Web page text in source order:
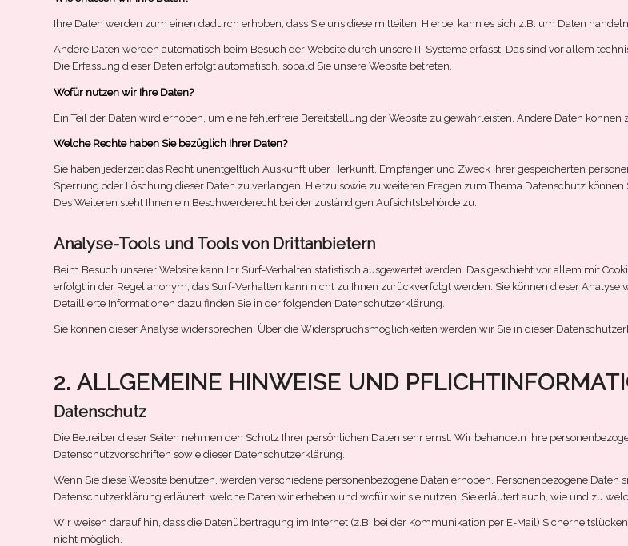
Ihre Daten werden zum einen dadurch erhoben, dass Sie uns diese mitteilen. Hierbei kann es sich z.B. um Daten
Andere Daten werden automatisch beim Besuch der Website durch unsere IT-Systeme erfasst. Das sind vor allem
Die Erfassung dieser Daten erfolgt automatisch, sobald Sie unsere Website betreten.
Wofür nutzen wir Ihre Daten?
Ein Teil der Daten wird erhoben, um eine fehlerfreie Bereitstellung der Website zu gewährleisten. Andere Daten
Welche Rechte haben Sie bezüglich Ihrer Daten?
Sie haben jederzeit das Recht unentgeltlich Auskunft über Herkunft, Empfänger und Zweck Ihrer gespeicherten
Sperrung oder Löschung dieser Daten zu verlangen. Hierzu sowie zu weiteren Fragen zum Thema Datenschutz
Des Weiteren steht Ihnen ein Beschwerderecht bei der zuständigen Aufsichtsbehörde zu.
Analyse-Tools und Tools von Drittanbietern
Beim Besuch unserer Website kann Ihr Surf-Verhalten statistisch ausgewertet werden. Das geschieht vor allem mit
erfolgt in der Regel anonym; das Surf-Verhalten kann nicht zu Ihnen zurückverfolgt werden. Sie können dieser
Detaillierte Informationen dazu finden Sie in der folgenden Datenschutzerklärung.
Sie können dieser Analyse widersprechen. Über die Widerspruchsmöglichkeiten werden wir Sie in dieser
2. ALLGEMEINE HINWEISE UND
Datenschutz
Die Betreiber dieser Seiten nehmen den Schutz Ihrer persönlichen Daten sehr ernst. Wir behandeln Ihre
Datenschutzvorschriften sowie dieser Datenschutzerklärung.
Wenn Sie diese Website benutzen, werden verschiedene personenbezogene Daten erhoben. Personenbezogene
Datenschutzerklärung erläutert, welche Daten wir erheben und wofür wir sie nutzen. Sie erläutert auch, wie und zu
Wir weisen darauf hin, dass die Datenübertragung im Internet (z.B. bei der Kommunikation per E-Mail)
nicht möglich.